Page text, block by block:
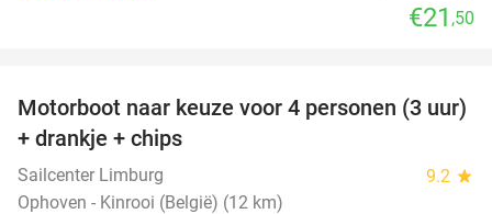
€21 ,50
31%
Motorboot naar keuze voor 4 personen (3 uur)
+ drankje + chips
Sailcenter Limburg 9.2 star
Ophoven - Kinrooi (België) (12 km)